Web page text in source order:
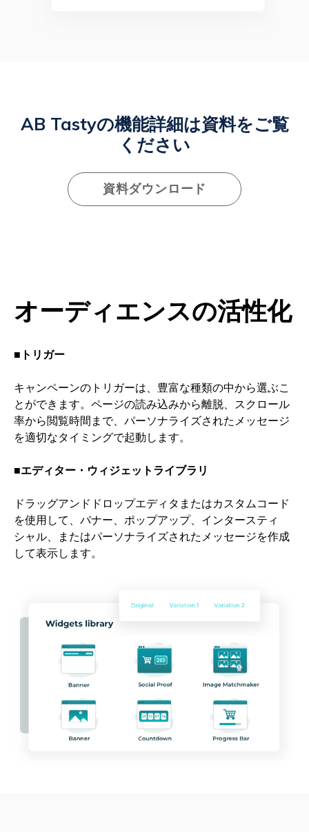
AB Tastyの機能詳細は資料をご覧
ください
資料ダウンロード
オーディエンスの活性化
■トリガー
キャンペーンのトリガーは、豊富な種類の中から選ぶこ
とができます。ページの読み込みから離脱、スクロール
率から閲覧時間まで、パーソナライズされたメッセージ
を適切なタイミングで起動します。
■エディター・ウィジェットライブラリ
ドラッグアンドドロップエディタまたはカスタムコード
を使用して、バナー、ポップアップ、インタースティ
シャル、またはパーソナライズされたメッセージを作成
して表示します。